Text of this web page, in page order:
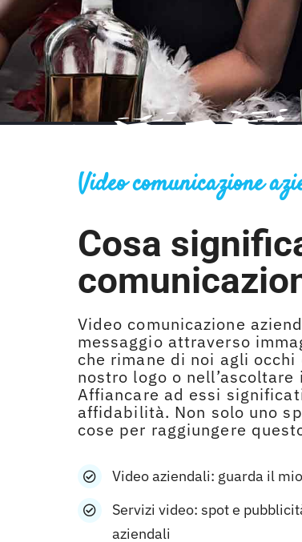
Video comunicazione
Cosa
Video comunicazione
messaggio attraverso
che rimane di noi agli
nostro logo o
Affiancare ad essi
affidabilità. Non solo uno
cose per raggiungere
Video aziendali: guarda il
Servizi video: spot e
aziendali